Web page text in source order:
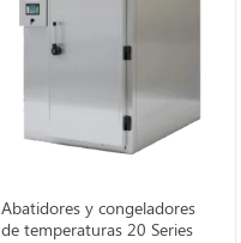
Abatidores y congeladores
de temperaturas 20 Series